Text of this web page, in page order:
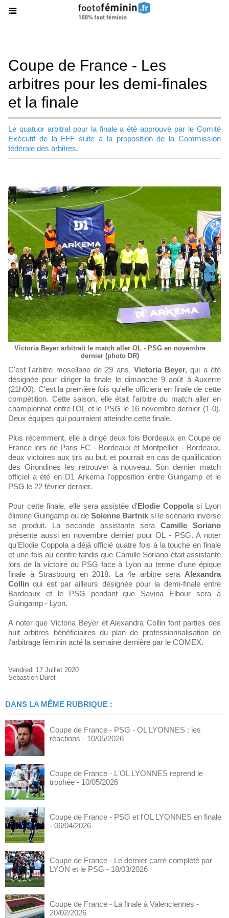
Coupe de France - Les
arbitres pour les demi-finales
et la finale
Le quatuor arbitral pour la finale a été approuvé par le Comité
Exécutif de la FFF suite à la proposition de la Commission
fédérale des arbitres.
Victoria Beyer arbitrait le match aller OL - PSG en novembre
dernier (photo DR)
C'est l'arbitre mosellane de 29 ans, Victoria Beyer,qui a été
désignée pour diriger la finale le dimanche 9 août à Auxerre
(21h00). C'est la première fois qu'elle officiera en finale de cette
compétition. Cette saison, elle était l'arbitre du match aller en
championnat entre l'OL et le PSG le 16 novembre dernier (1-0).
Deux équipes qui pourraient atteindre cette finale.
Plus récemment, elle a dirigé deux fois Bordeaux en Coupe de
France lors de Paris FC - Bordeaux et Montpellier - Bordeaux,
deux victoires aux tirs au but, et pourrait en cas de qualification
des Girondines les retrouver à nouveau. Son dernier match
officiel a été en D1 Arkema l'opposition entre Guingamp et le
PSG le 22 février dernier.
Pour cette finale, elle sera assistée d'Elodie Coppola si Lyon
élimine Guingamp ou de Solenne Bartnik si le scénario inverse
se produit. La seconde assistante sera Camille Soriano
présente aussi en novembre dernier pour OL - PSG. A noter
qu'Elodie Coppola a déjà officié quatre fois à la touche en finale
et une fois au centre tandis que Camille Soriano était assistante
lors de la victoire du PSG face à Lyon au terme d'une épique
finale à Strasbourg en 2018. La 4e arbitre sera Alexandra
Collin qui est par ailleurs désignée pour la demi-finale entre
Bordeaux et le PSG pendant que Savina Elbour sera à
Guingamp - Lyon.
A noter que Victoria Beyer et Alexandra Collin font parties des
huit arbitres bénéficiaires du plan de professionnalisation de
l’arbitrage féminin acté la semaine dernière par le COMEX.
Vendredi 17 Juillet 2020
Sebastien Duret
DANS LA MÊME RUBRIQUE :
Coupe de France - PSG - OL LYONNES : les
réactions - 10/05/2026
Coupe de France - L'OL LYONNES reprend le
trophée - 10/05/2026
Coupe de France - PSG et l'OL LYONNES en finale
- 06/04/2026
Coupe de France - Le dernier carré complété par
LYON et le PSG - 18/03/2026
Coupe de France - La finale à Valenciennes -
20/02/2026